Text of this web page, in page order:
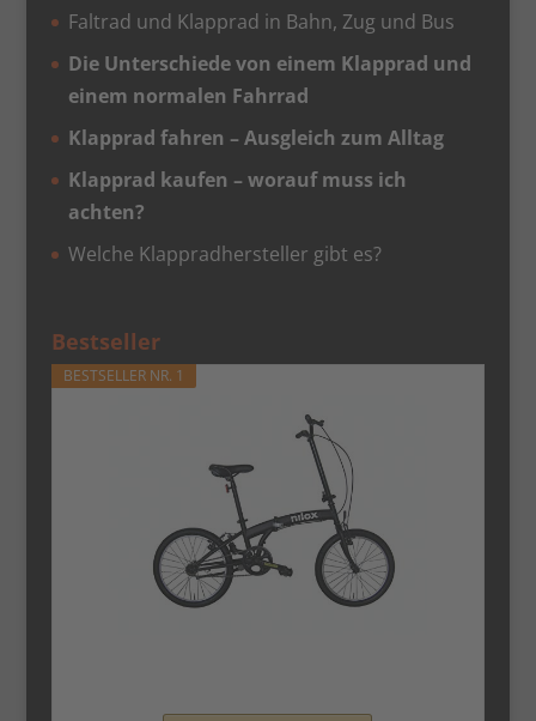
Faltrad und Klapprad in Bahn, Zug und Bus
Die Unterschiede von einem Klapprad und
einem normalen Fahrrad
Klapprad fahren – Ausgleich zum Alltag
Klapprad kaufen – worauf muss ich
achten?
Welche Klappradhersteller gibt es?
Bestseller
BESTSELLER NR. 1